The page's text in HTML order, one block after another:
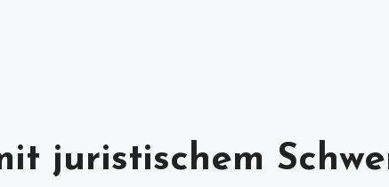
juristischem